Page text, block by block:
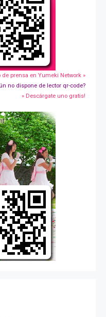
de prensa en Yumeki Network »
no dispone de lector qr-code?
» Descárgate uno gratis!